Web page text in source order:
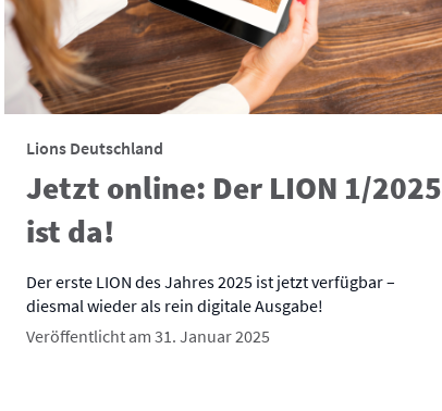
Lions Deutschland
Jetzt online: Der LION 1/2025
ist da!
Der erste LION des Jahres 2025 ist jetzt verfügbar –
diesmal wieder als rein digitale Ausgabe!
Veröffentlicht am 31. Januar 2025